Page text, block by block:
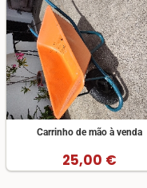
Carrinho de mão à venda
25,00 €